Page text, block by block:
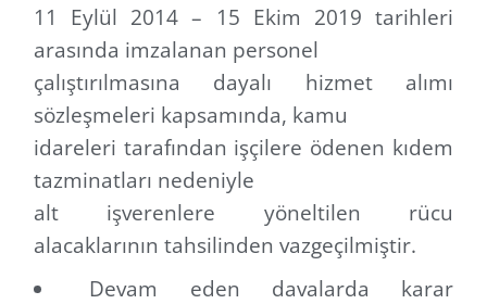
11 Eylül 2014 – 15 Ekim 2019 tarihleri
arasında imzalanan personel
çalıştırılmasına dayalı hizmet alımı
sözleşmeleri kapsamında, kamu
idareleri tarafından işçilere ödenen kıdem
tazminatları nedeniyle
alt işverenlere yöneltilen rücu
alacaklarının tahsilinden vazgeçilmiştir.
Devam eden davalarda karar